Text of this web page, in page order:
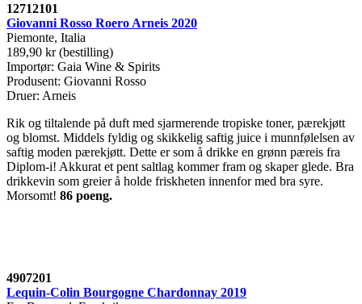
12712101
Giovanni Rosso Roero Arneis 2020
Piemonte, Italia
189,90 kr (bestilling)
Importør: Gaia Wine & Spirits
Produsent: Giovanni Rosso
Druer: Arneis
Rik og tiltalende på duft med sjarmerende tropiske toner, pærekjøtt
og blomst. Middels fyldig og skikkelig saftig juice i munnfølelsen av
saftig moden pærekjøtt. Dette er som å drikke en grønn pæreis fra
Diplom-i! Akkurat et pent saltlag kommer fram og skaper glede. Bra
drikkevin som greier å holde friskheten innenfor med bra syre.
Morsomt! 86 poeng.
4907201
Lequin-Colin Bourgogne Chardonnay 2019